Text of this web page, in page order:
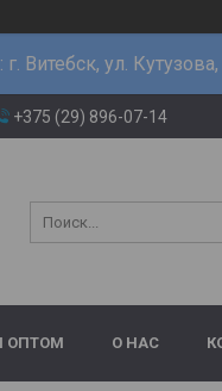
Витебск, ул. Кутузова,
+375 (29) 896-07-14
ОПТОМ О НАС